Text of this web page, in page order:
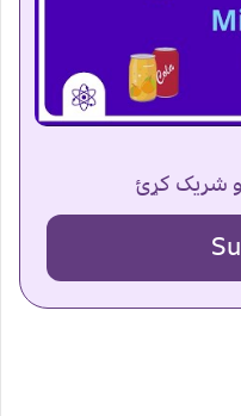
شریک کړئ